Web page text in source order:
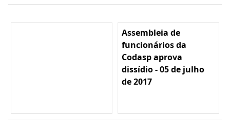
Assembleia de
funcionários da
Codasp aprova
dissídio - 05 de julho
de 2017